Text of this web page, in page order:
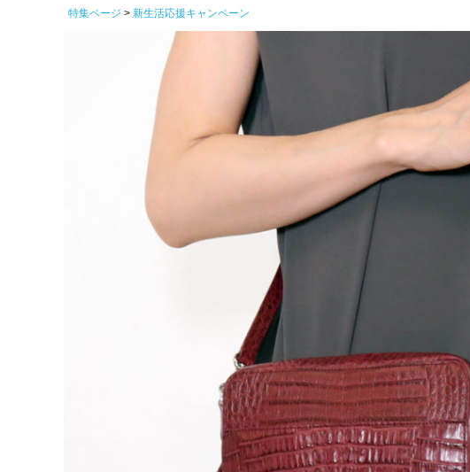
特集ページ
新生活応援キャンペーン